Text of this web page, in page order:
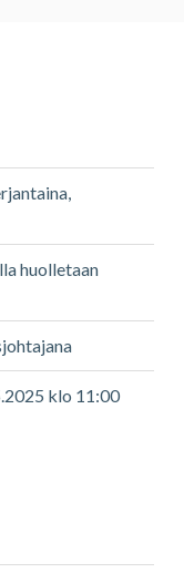
huolletaan
klo 11:00